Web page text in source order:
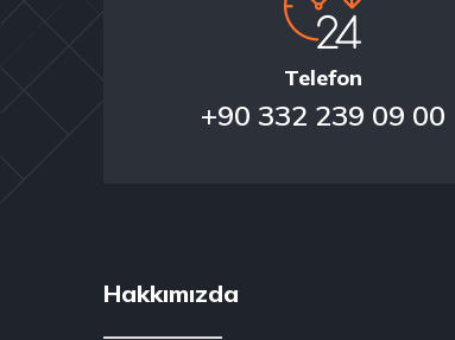
Telefon
+90 332 239 09 00
Hakkımızda